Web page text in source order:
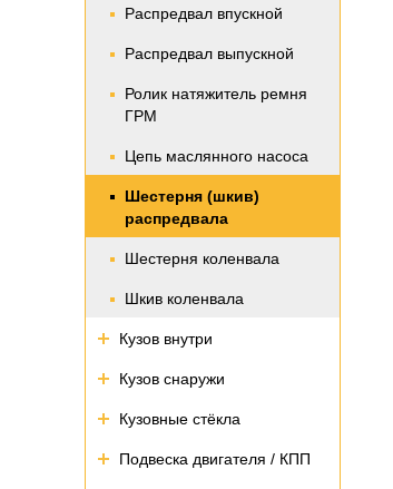
Распредвал впускной
Распредвал выпускной
Ролик натяжитель ремня
ГРМ
Цепь маслянного насоса
Шестерня (шкив)
распредвала
Шестерня коленвала
Шкив коленвала
Кузов внутри
Кузов снаружи
Кузовные стёкла
Подвеска двигателя / КПП